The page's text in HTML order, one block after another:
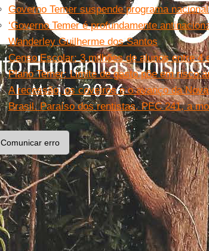
Governo Temer suspende programa
‘Governo Temer é profundamente
Wanderley Guilherme dos Santos
Censo Escolar: 3 milhões de alunos entre 4
Plano Temer: Limite de gasto põe em risco
A recessão, os coveiros e o avanço da
Brasil. Paraíso dos rentistas. PEC 241, a
Comunicar erro